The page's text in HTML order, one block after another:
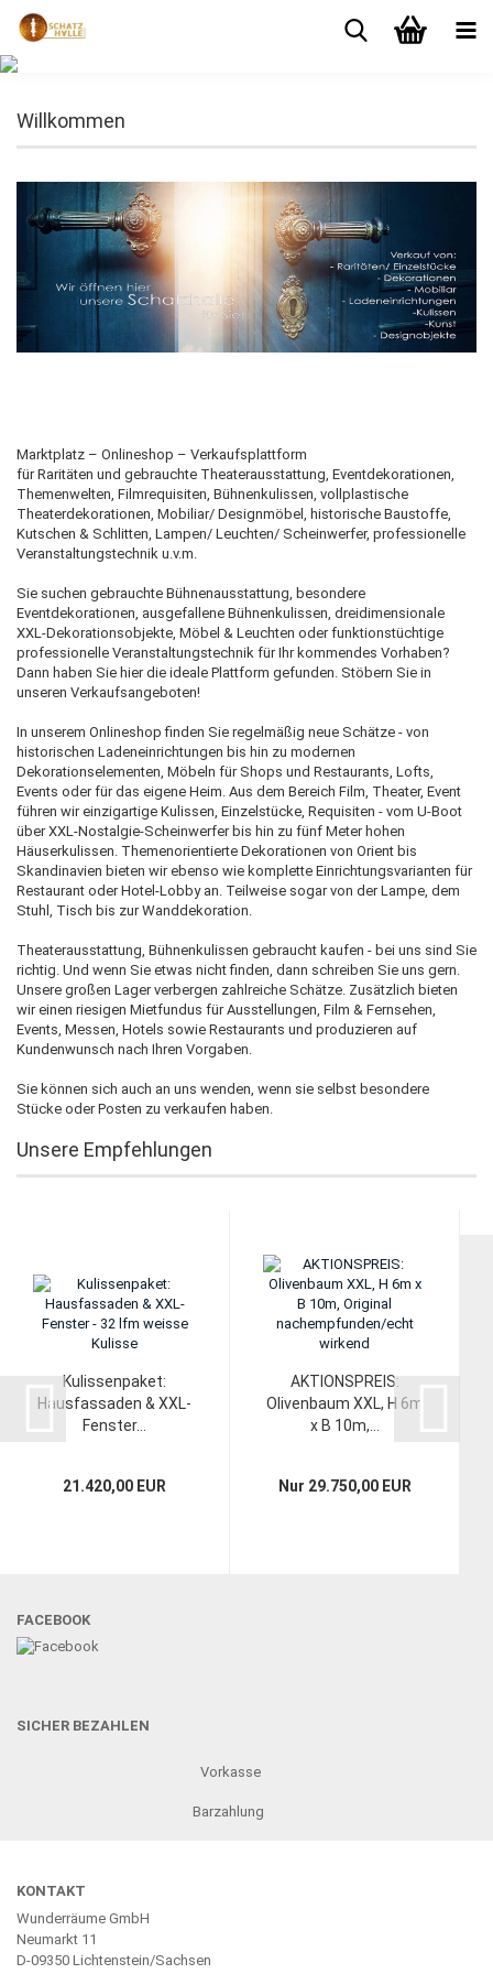
Willkommen
Marktplatz – Onlineshop – Verkaufsplattform
für Raritäten und gebrauchte Theaterausstattung, Eventdekorationen,
Themenwelten, Filmrequisiten, Bühnenkulissen, vollplastische
Theaterdekorationen, Mobiliar/ Designmöbel, historische Baustoffe,
Kutschen & Schlitten, Lampen/ Leuchten/ Scheinwerfer, professionelle
Veranstaltungstechnik u.v.m.
Sie suchen gebrauchte Bühnenausstattung, besondere
Eventdekorationen, ausgefallene Bühnenkulissen, dreidimensionale
XXL-Dekorationsobjekte, Möbel & Leuchten oder funktionstüchtige
professionelle Veranstaltungstechnik für Ihr kommendes Vorhaben?
Dann haben Sie hier die ideale Plattform gefunden. Stöbern Sie in
unseren Verkaufsangeboten!
In unserem Onlineshop finden Sie regelmäßig neue Schätze - von
historischen Ladeneinrichtungen bis hin zu modernen
Dekorationselementen, Möbeln für Shops und Restaurants, Lofts,
Events oder für das eigene Heim. Aus dem Bereich Film, Theater, Event
führen wir einzigartige Kulissen, Einzelstücke, Requisiten - vom U-Boot
über XXL-Nostalgie-Scheinwerfer bis hin zu fünf Meter hohen
Häuserkulissen. Themenorientierte Dekorationen von Orient bis
Skandinavien bieten wir ebenso wie komplette Einrichtungsvarianten für
Restaurant oder Hotel-Lobby an. Teilweise sogar von der Lampe, dem
Stuhl, Tisch bis zur Wanddekoration.
Theaterausstattung, Bühnenkulissen gebraucht kaufen - bei uns sind Sie
richtig. Und wenn Sie etwas nicht finden, dann schreiben Sie uns gern.
Unsere großen Lager verbergen zahlreiche Schätze. Zusätzlich bieten
wir einen riesigen Mietfundus für Ausstellungen, Film & Fernsehen,
Events, Messen, Hotels sowie Restaurants und produzieren auf
Kundenwunsch nach Ihren Vorgaben.
Sie können sich auch an uns wenden, wenn sie selbst besondere
Stücke oder Posten zu verkaufen haben.
Unsere Empfehlungen
Kulissenpaket:
Hausfassaden & XXL-
Fenster...
21.420,00 EUR
AKTIONSPREIS:
Olivenbaum XXL, H 6m
x B 10m,...
Nur 29.750,00 EUR
MEHR ÜBER...
Kontakt
Zahlung & Versand
Mängelhaftungsrecht, AGB
Impressum
FACEBOOK
SICHER BEZAHLEN
Vorkasse
Barzahlung
KONTAKT
Wunderräume GmbH
Neumarkt 11
D-09350 Lichtenstein/Sachsen